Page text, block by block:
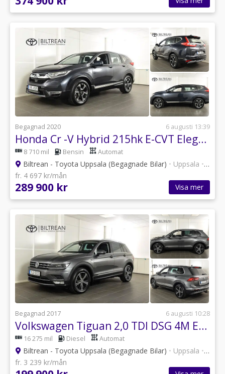
Begagnad 2020 6 augusti 13:39
Honda Cr -V Hybrid 215hk E-CVT Elegance AWD Navi Keyless Backkamera
8 710 mil Bensin Automat
Biltrean - Toyota Uppsala (Begagnade Bilar) • Uppsala •101
fr. 4 697 kr/mån
289 900 kr Visa mer
Begagnad 2017 6 augusti 10:28
Volkswagen Tiguan 2,0 TDI DSG 4M Executive Panorama Drag Värmare Cockpit
16 275 mil Diesel Automat
Biltrean - Toyota Uppsala (Begagnade Bilar) • Uppsala •101
fr. 3 239 kr/mån